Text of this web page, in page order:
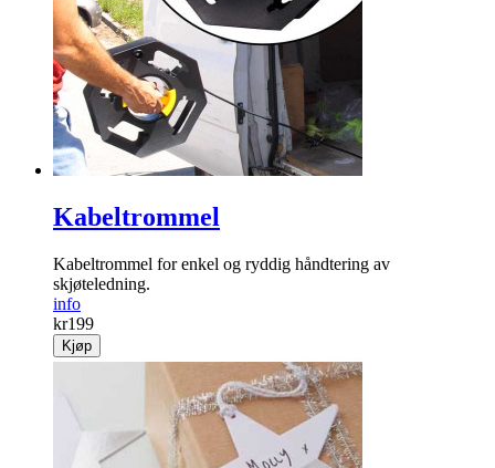
Kabeltrommel
Kabel­trommel for enkel og ryddig hånd­tering av
skjøteledning.
info
kr199
Kjøp